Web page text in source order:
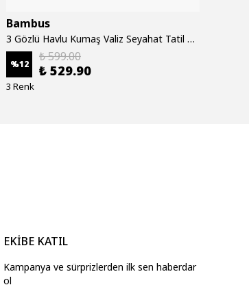
Bambus
3 Gözlü Havlu Kumaş Valiz Seyahat Tatil Spor Hastane Çok Gözlü El Ve Omuz Çantası - Lacivert
%12
₺ 599.00
₺ 529.90
3 Renk
EKİBE KATIL
Kampanya ve sürprizlerden ilk sen haberdar
ol